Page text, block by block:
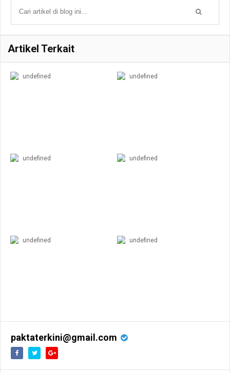
Artikel Terkait
undefined undefined
undefined undefined
undefined undefined
paktaterkini@gmail.com